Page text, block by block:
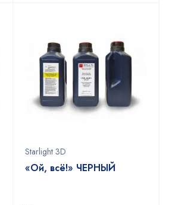
Starlight 3D
«Ой, всё!» ЧЕРНЫЙ